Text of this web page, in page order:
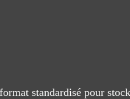
standardisé pour